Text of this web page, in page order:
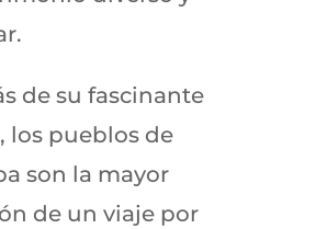
de su fascinante
los pueblos de
son la mayor
de un viaje por